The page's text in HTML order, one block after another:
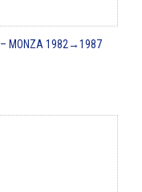
MONZA1982→1987